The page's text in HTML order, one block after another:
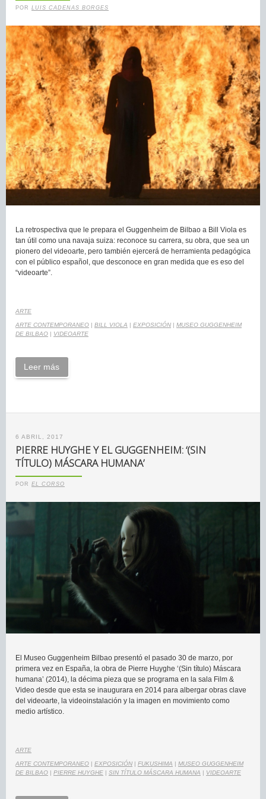
POR LUIS CADENAS BORGES
La retrospectiva que le prepara el Guggenheim de Bilbao a Bill Viola es
tan útil como una navaja suiza: reconoce su carrera, su obra, que sea un
pionero del videoarte, pero también ejercerá de herramienta pedagógica
con el público español, que desconoce en gran medida que es eso del
“videoarte”.
ARTE
ARTE CONTEMPORANEO BILL VIOLA EXPOSICIÓN
MUSEO GUGGENHEIM
DE BILBAO
VIDEOARTE
Leer más
6 ABRIL, 2017
PIERRE HUYGHE Y EL GUGGENHEIM: ‘(SIN
TÍTULO) MÁSCARA HUMANA’
POR EL CORSO
El Museo Guggenheim Bilbao presentó el pasado 30 de marzo, por
primera vez en España, la obra de Pierre Huyghe ‘(Sin título) Máscara
humana’ (2014), la décima pieza que se programa en la sala Film &
Video desde que esta se inaugurara en 2014 para albergar obras clave
del videoarte, la videoinstalación y la imagen en movimiento como
medio artístico.
ARTE
ARTE CONTEMPORANEO EXPOSICIÓN FUKUSHIMA
MUSEO GUGGENHEIM
DE BILBAO
PIERRE HUYGHE SIN TÍTULO MÁSCARA HUMANA VIDEOARTE